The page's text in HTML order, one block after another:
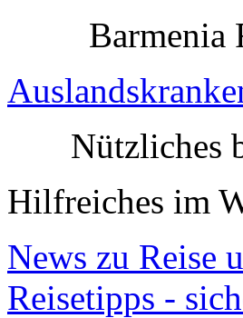
Barmenia
Nützliches
Hilfreiches im
News zu Reise
Reisetipps -